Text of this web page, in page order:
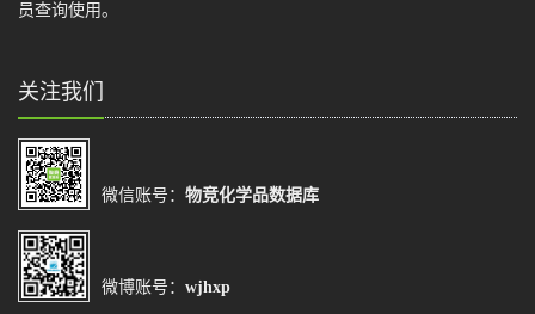
员查询使用。
关注我们
微信账号： 物竞化学品数据库
微博账号： wjhxp